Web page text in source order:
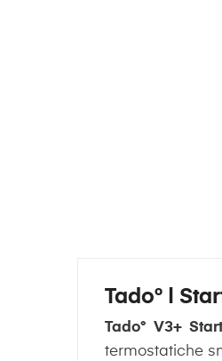
Tado° |
Tado° V3+
termostatiche